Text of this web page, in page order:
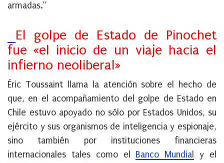
armadas.”
El golpe de Estado de Pinochet
fue «el inicio de un viaje hacia el
infierno neoliberal»
Éric Toussaint llama la atención sobre el hecho de
que, en el acompañamiento del golpe de Estado en
Chile estuvo apoyado no sólo por Estados Unidos, su
ejército y sus organismos de inteligencia y espionaje,
sino también por instituciones financieras
internacionales tales como el Banco Mundial
y el